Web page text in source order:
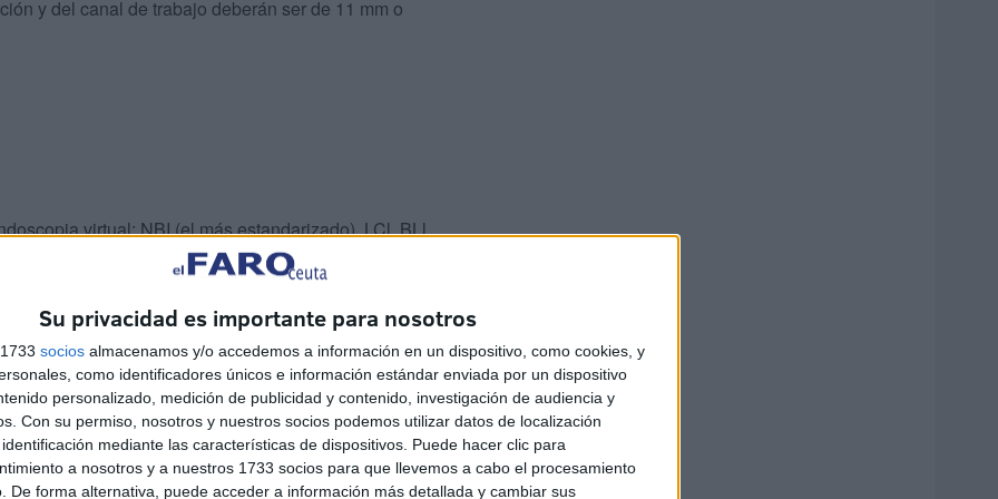
Su privacidad es importante para nosotros
socios almacenamos y/o accedemos a información en un dispositivo, como cookies, y
como identificadores únicos e información estándar enviada por un dispositivo
personalizado, medición de publicidad y contenido, investigación de audiencia y
Con su permiso, nosotros y nuestros socios podemos utilizar datos de localización
mediante las características de dispositivos. Puede hacer clic para
a nosotros y a nuestros 1733 socios para que llevemos a cabo el procesamiento
De forma alternativa, puede acceder a información más detallada y cambiar sus
y del canal de trabajo deberán ser de 11 mm o
virtual: NBI (el más estandarizado), LCl, BLl,
y mejora de imagen como el doble foco.
de visión de al menos de 170º y una profundidad
del tubo de inserción y del canal de trabajo
respectivamente.